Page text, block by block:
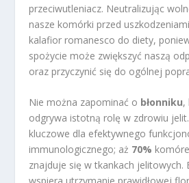
przeciwutleniacz. Neutralizując
nasze komórki przed
kalafior romanesco do diety,
spożycie może zwiększyć naszą
oraz przyczynić się do ogólnej
Nie można zapominać o błonniku,
odgrywa istotną rolę w zdrowiu
kluczowe dla efektywnego
immunologicznego; aż 70%
znajduje się w tkankach jelitowych.